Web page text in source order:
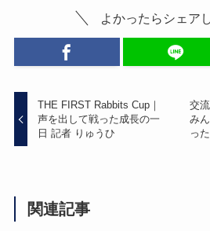
よかったらシェア
THE FIRST Rabbits Cup｜
声を出して戦った成長の一
日 記者 りゅうひ
交
み
っ
関連記事